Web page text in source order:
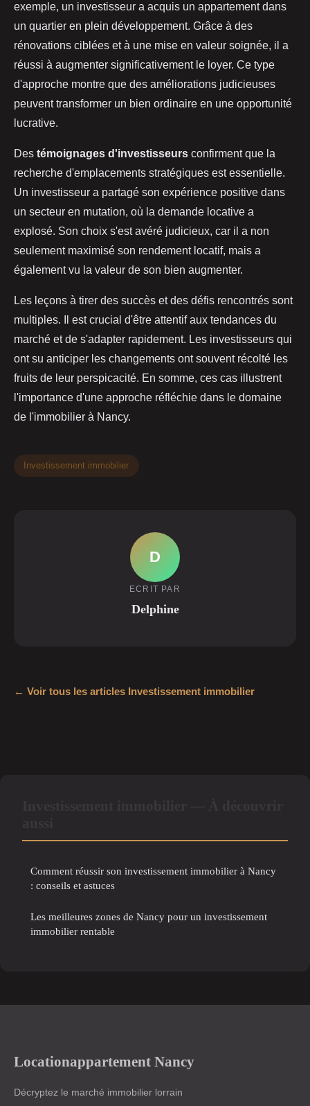
exemple, un investisseur a acquis un appartement dans
un quartier en plein développement. Grâce à des
rénovations ciblées et à une mise en valeur soignée, il a
réussi à augmenter significativement le loyer. Ce type
d'approche montre que des améliorations judicieuses
peuvent transformer un bien ordinaire en une opportunité
lucrative.
Des témoignages d'investisseurs confirment que la
recherche d'emplacements stratégiques est essentielle.
Un investisseur a partagé son expérience positive dans
un secteur en mutation, où la demande locative a
explosé. Son choix s'est avéré judicieux, car il a non
seulement maximisé son rendement locatif, mais a
également vu la valeur de son bien augmenter.
Les leçons à tirer des succès et des défis rencontrés sont
multiples. Il est crucial d'être attentif aux tendances du
marché et de s'adapter rapidement. Les investisseurs qui
ont su anticiper les changements ont souvent récolté les
fruits de leur perspicacité. En somme, ces cas illustrent
l'importance d'une approche réfléchie dans le domaine
de l'immobilier à Nancy.
Investissement immobilier
D
ECRIT PAR
Delphine
← Voir tous les articles Investissement immobilier
Comment réussir son investissement immobilier à Nancy
: conseils et astuces
Les meilleures zones de Nancy pour un investissement
immobilier rentable
Locationappartement Nancy
Décryptez le marché immobilier lorrain